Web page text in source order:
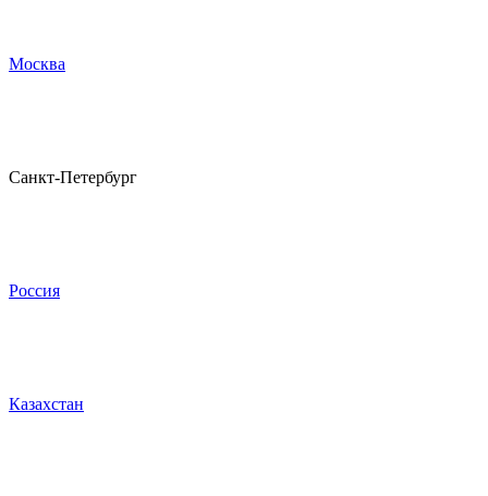
Москва
Санкт-Петербург
Россия
Казахстан